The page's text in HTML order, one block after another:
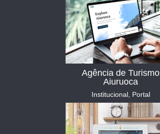
Agência de Turismo
Aiuruoca
Institucional, Portal